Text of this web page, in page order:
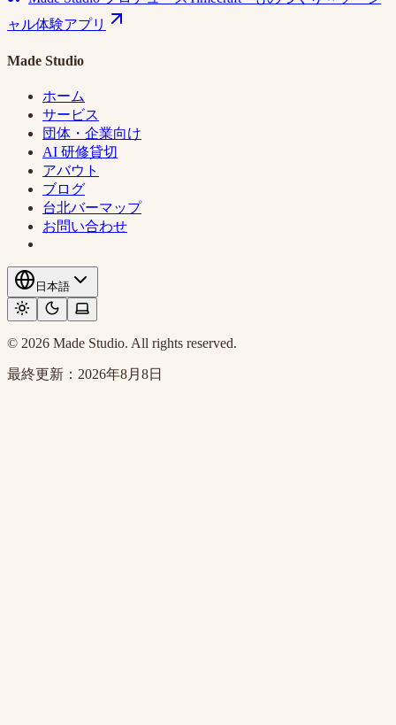
ャル体験アプリ
Made Studio
ホーム
サービス
団体・企業向け
AI 研修貸切
アバウト
ブログ
台北バーマップ
お問い合わせ
日本語
© 2026 Made Studio. All rights reserved.
最終更新： 2026年8月8日